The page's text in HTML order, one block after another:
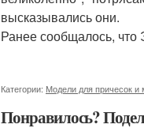
высказывались они.
Ранее сообщалось, что
Категории: Модели для причесок и
Понравилось?